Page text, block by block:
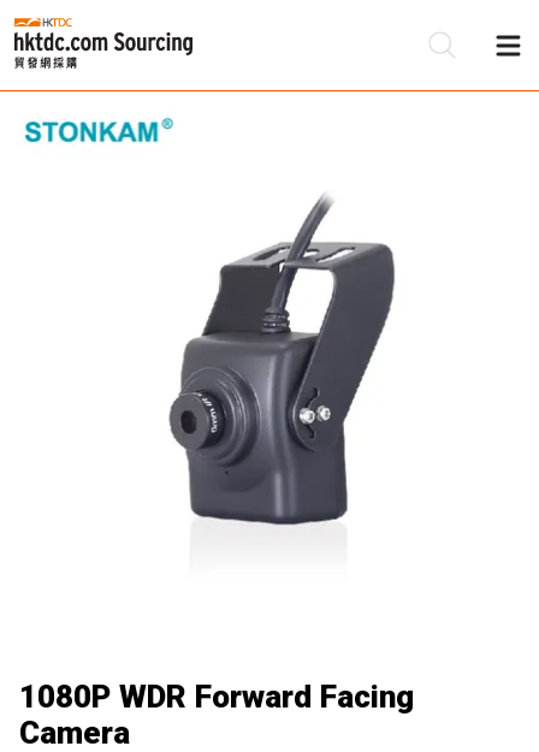
1080P WDR Forward Facing
Camera